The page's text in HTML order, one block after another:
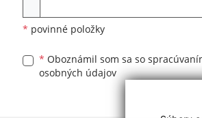
* povinné položky
* Oboznámil som sa so
osobných údajov